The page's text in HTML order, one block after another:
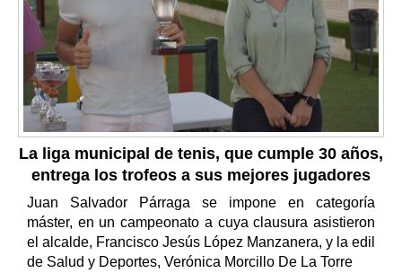
La liga municipal de tenis, que cumple 30 años,
entrega los trofeos a sus mejores jugadores
Juan Salvador Párraga se impone en categoría
máster, en un campeonato a cuya clausura asistieron
el alcalde, Francisco Jesús López Manzanera, y la edil
de Salud y Deportes, Verónica Morcillo De La Torre